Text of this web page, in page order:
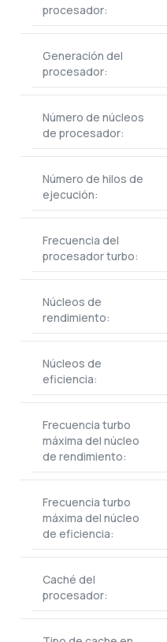
procesador:
Generación del
procesador:
Número de núcleos
de procesador:
Número de hilos de
ejecución:
Frecuencia del
procesador turbo:
Núcleos de
rendimiento:
Núcleos de
eficiencia:
Frecuencia turbo
máxima del núcleo
de rendimiento:
Frecuencia turbo
máxima del núcleo
de eficiencia:
Caché del
procesador: